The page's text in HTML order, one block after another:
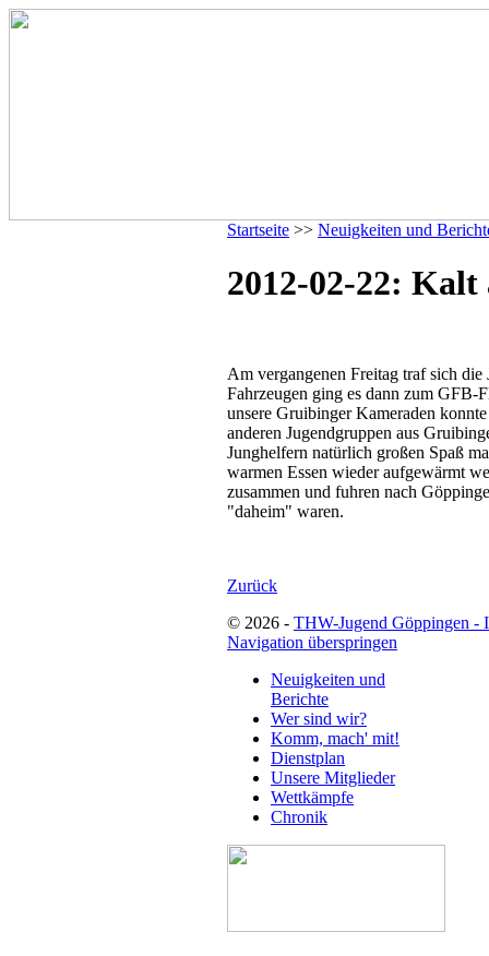
Startseite >> Neuigkeiten und
2012-02-22: Kalt
Am vergangenen Freitag traf sich
Fahrzeugen ging es dann zum GFB-
unsere Gruibinger Kameraden
anderen Jugendgruppen aus
Junghelfern natürlich großen Spaß
warmen Essen wieder aufgewärmt
zusammen und fuhren nach
"daheim" waren.
Zurück
© 2026 - THW-Jugend Göppingen -
Navigation überspringen
Neuigkeiten und
Berichte
Wer sind wir?
Komm, mach' mit!
Dienstplan
Unsere Mitglieder
Wettkämpfe
Chronik